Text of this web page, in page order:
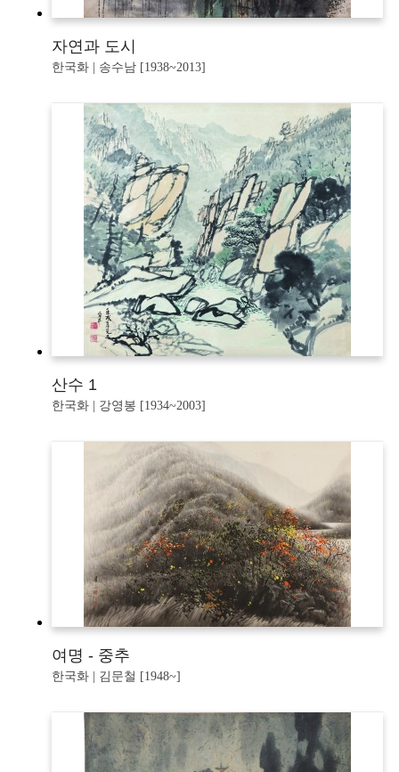
자연과 도시
한국화 | 송수남 [1938~2013]
산수 1
한국화 | 강영봉 [1934~2003]
여명 - 중추
한국화 | 김문철 [1948~]